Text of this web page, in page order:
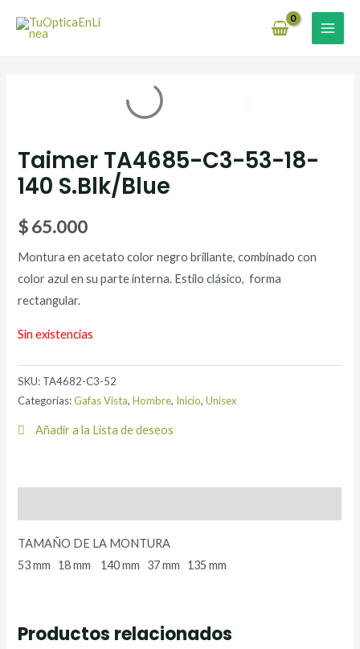
Taimer TA4685-C3-53-18-
140 S.Blk/Blue
$65.000
Montura en acetato color negro brillante, combinado con
color azul en su parte interna. Estilo clásico, forma
rectangular.
Sin existencias
SKU: TA4682-C3-52
Categorías:Gafas Vista,Hombre, Inicio,Unisex
Añadir a la Lista de deseos
TAMAÑO DE LA MONTURA
53 mm 18 mm 140 mm 37 mm 135 mm
Productos relacionados